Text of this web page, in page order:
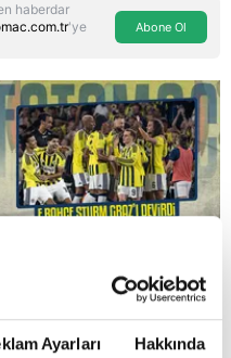
Ayarları Hakkında
haberdar
'ye
Abone Ol